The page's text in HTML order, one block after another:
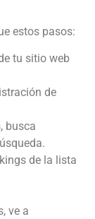
estos pasos:
tu sitio web
de
busca
de la lista
ve a